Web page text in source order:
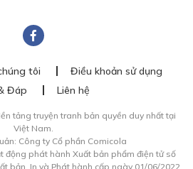
tôi
Điều khoản sử dụng
Đáp
Liên hệ
tảng truyện tranh bản quyền duy nhất tại
Việt Nam.
Công ty Cổ phần Comicola
động phát hành Xuất bản phẩm điện tử số
bản, In và Phát hành cấp ngày 01/06/2022